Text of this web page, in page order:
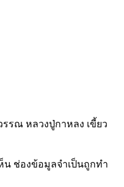
รณ หลวงปู่กาหลง เขี้ยว
น ช่องข้อมูลจำเป็นถูกทำ